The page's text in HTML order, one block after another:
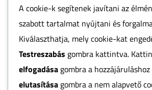
Webhelytérkép
AI-SEO tanúsított weboldal
Online marketing és keresőoptimalizálás:
Bakó Krisztián
A cookie-k segítenek javítani az
szabott tartalmat nyújtani és
Kiválaszthatja, mely cookie-kat
Testreszabás gombra kattintva.
elfogadása gombra a
elutasítása gombra a nem alapvető